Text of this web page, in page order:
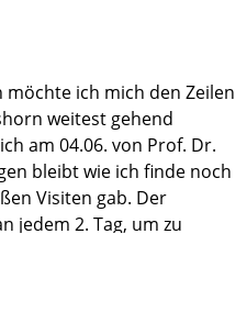
ich mich den Zeilen
weitest gehend
am 04.06. von Prof. Dr.
bleibt wie ich finde noch
Visiten gab. Der
jedem 2. Tag, um zu
scherzen. Soweit das
Vertrauen, was in dieser